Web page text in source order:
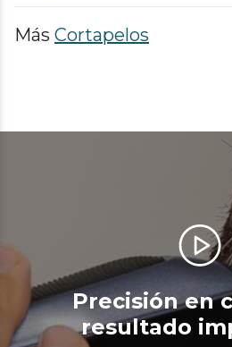
Más Cortapelos
Precisión en
resultado